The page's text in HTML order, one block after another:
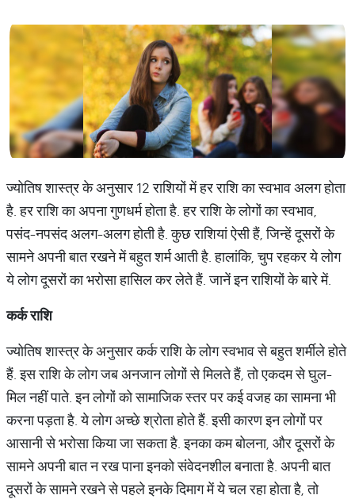
ज्योतिष शास्त्र के अनुसार 12 राशियों में हर राशि का स्वभाव अलग होता
है. हर राशि का अपना गुणधर्म होता है. हर राशि के लोगों का स्वभाव,
पसंद-नपसंद अलग-अलग होती है. कुछ राशियां ऐसी हैं, जिन्हें दूसरों के
सामने अपनी बात रखने में बहुत शर्म आती है. हालांकि, चुप रहकर ये लोग
ये लोग दूसरों का भरोसा हासिल कर लेते हैं. जानें इन राशियों के बारे में.
कर्कराशि
ज्योतिष शास्त्र के अनुसार कर्क राशि के लोग स्वभाव से बहुत शर्मीले होते
हैं. इस राशि के लोग जब अनजान लोगों से मिलते हैं, तो एकदम से घुल-
मिल नहीं पाते. इन लोगों को सामाजिक स्तर पर कई वजह का सामना भी
करना पड़ता है. ये लोग अच्छे श्रोता होते हैं. इसी कारण इन लोगों पर
आसानी से भरोसा किया जा सकता है. इनका कम बोलना, और दूसरों के
सामने अपनी बात न रख पाना इनको संवेदनशील बनाता है. अपनी बात
दूसरों के सामने रखने से पहले इनके दिमाग में ये चल रहा होता है, तो